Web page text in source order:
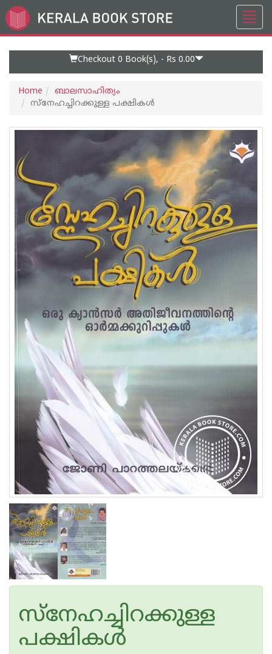
Go
to
Checkout 0 Book(s), - Rs 0.00
Home
ബാലസാഹിത്യം
സ്നേഹച്ചിറക്കുള്ള പക്ഷികള്‍
സ്നേഹച്ചിറക്കുള്ള
പക്ഷികള്‍